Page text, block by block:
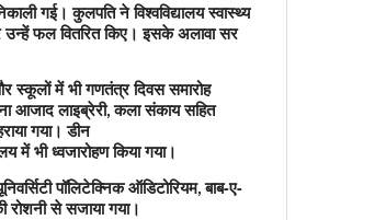
गई। कुलपति ने विश्वविद्यालय स्वास्थ्य
उन्हें फल वितरित किए। इसके अलावा सर
स्कूलों में भी गणतंत्र दिवस समारोह
आजाद लाइब्रेरी,कला संकाय सहित
गया। डीन
में भी ध्वजारोहण किया गया।
पॉलिटेक्निक ऑडिटोरियम,बाब-ए-
से सजाया गया।